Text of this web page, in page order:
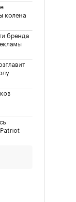
колена
бренда